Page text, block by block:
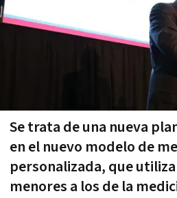
Se trata de una nueva
en el nuevo modelo de
personalizada, que
menores a los de la